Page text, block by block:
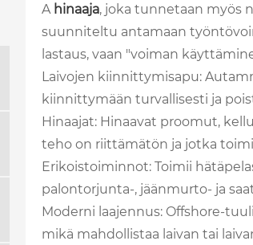
A hinaaja, joka tunnetaan myös
suunniteltu antamaan
lastaus, vaan "voiman
Laivojen kiinnittymisapu:
kiinnittymään turvallisesti ja
Hinaajat: Hinaavat proomut,
teho on riittämätön ja jotka
Erikoistoiminnot: Toimii
palontorjunta-, jäänmurto- ja
Moderni laajennus: Offshore-
mikä mahdollistaa laivan tai